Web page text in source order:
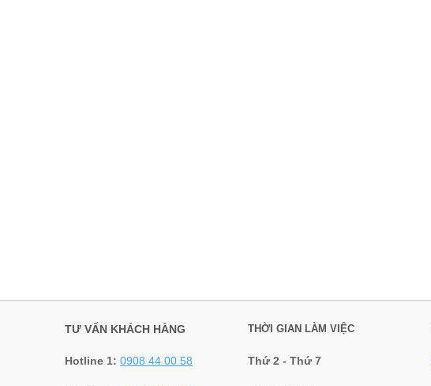
TƯ VẤN KHÁCH HÀNG
Hotline 1: 0908 44 00 58
THỜI GIAN LÀM VIỆC
Thứ 2 - Thứ 7